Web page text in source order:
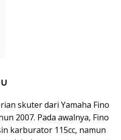
skuter dari Yamaha Fino
2007. Pada awalnya, Fino
karburator 115cc, namun